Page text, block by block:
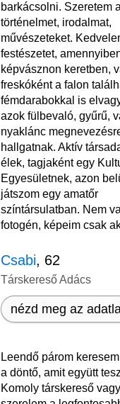
barkácsolni. Szeretem a
történelmet, irodalmat,
művészeteket.
festészetet,
képvásznon keretben,
freskóként a falon
fémdarabokkal is
azok fülbevaló, gyűrű,
nyaklánc
hallgatnak. Aktív
élek, tagjaként egy
Egyesületnek, azon
játszom egy amatőr
színtársulatban. Nem
fotogén, képeim csak
Csabi, 62
Társkereső Adács
nézd meg az
Leendő párom
a döntő, amit együtt
Komoly társkereső